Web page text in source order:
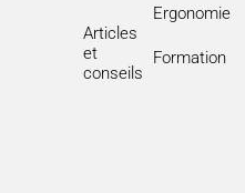
Articles
et
conseils
Ergonomie
Formation